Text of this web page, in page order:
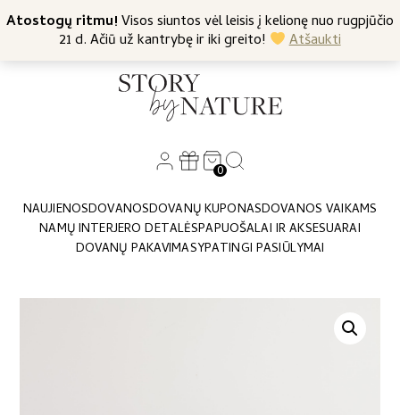
Atostogų ritmu!Visos siuntos vėl leisis į kelionę nuo rugpjūčio
21 d. Ačiū už kantrybę ir iki greito!
Atšaukti
Nemokamas siuntimas nuo 45 Eur +370 682 57369
0
NAUJIENOSDOVANOSDOVANŲ KUPONASDOVANOS VAIKAMS
NAMŲ INTERJERO DETALĖSPAPUOŠALAI IR AKSESUARAI
DOVANŲ PAKAVIMASYPATINGI PASIŪLYMAI